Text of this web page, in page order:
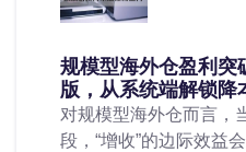
规模型海外仓盈利突
版，从系统端解锁降
对规模型海外仓而言，
段，“增收”的边际效益